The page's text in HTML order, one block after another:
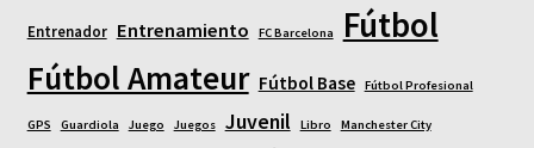
Entrenador Entrenamiento FC Barcelona Fútbol
Fútbol Amateur Fútbol Base Fútbol Profesional
GPS Guardiola Juego Juegos Juvenil Libro Manchester City